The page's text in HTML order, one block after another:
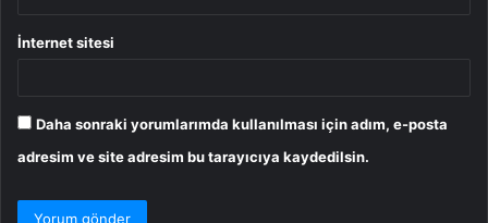
İnternet sitesi
Daha sonraki yorumlarımda kullanılması için adım, e-posta
adresim ve site adresim bu tarayıcıya kaydedilsin.